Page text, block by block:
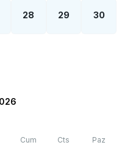
28 29 30
Cum Cts Paz